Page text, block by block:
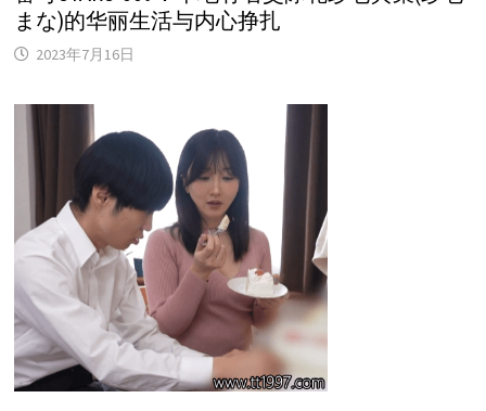
まな)的华丽生活与内心挣扎
2023年7月16日